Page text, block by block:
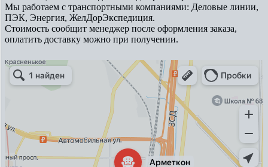
Мы работаем с транспортными компаниями: Деловые линии,
ПЭК, Энергия, ЖелДорЭкспедиция.
Стоимость сообщит менеджер после оформления заказа,
оплатить доставку можно при получении.
Арметкон
Металлическая мебель в Санкт‑Петербурге
Торговое оборудование в Санкт‑Петербурге